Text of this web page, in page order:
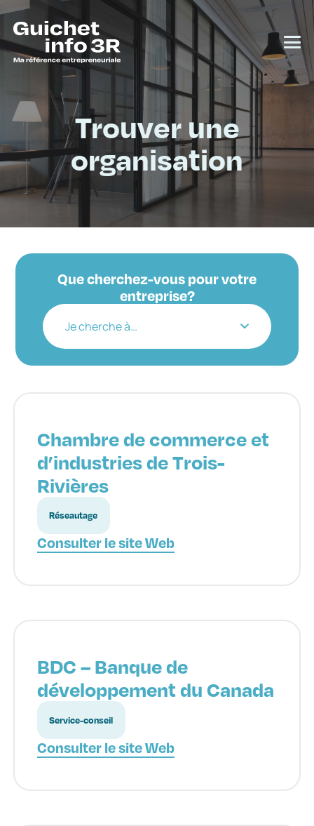
Trouver une
organisation
Que cherchez-vous pour votre
entreprise?
Je cherche à…
Chambre de commerce et
d’industries de Trois-
Rivières
Réseautage
Consulter le site Web
BDC – Banque de
développement du Canada
Service-conseil
Consulter le site Web